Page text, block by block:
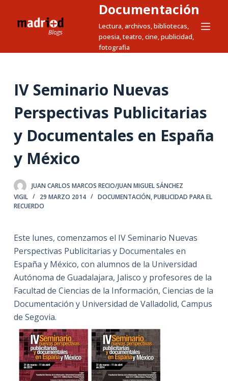
t
o
n
e
n
d
Documentación
Lectura, archivos, bibliotecas,
poesia, teatro, cine, publicidad,
fotografia
IV Seminario Nuevas
Perspectivas Publicitarias
y Documentales en España
y México
JUAN CARLOS MARCOS RECIO/JUAN MIGUEL SÁNCHEZ
VIGIL
29 MARZO 2014 DOCUMENTACIÓN,PUBLICIDAD PARA EL
RECUERDO
Este lunes, comenzamos el IV Seminario Nuevas
Perspectivas Publicitarias y Documentales en
España y México, con alumnos de la Universidad
Autónoma de Guadalajara, Jalisco y profesores de la
Facultad de Ciencias de la Información, Ciencias de la
Documentación y Universidad de Valladolid, Campus
de Segovia.